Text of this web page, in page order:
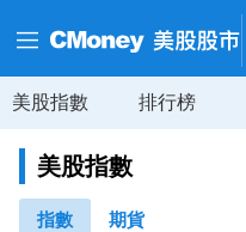
美股指數 排行榜
美股指數
指數 期貨